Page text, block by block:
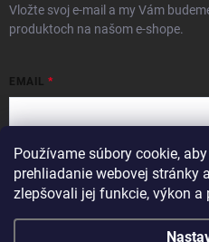
Používame súbory cookie,
prehliadanie webovej stránky
zlepšovali jej funkcie, výkon a
Vložte svoj e-mail a my Vám
produktoch na našom e-shope.
EMAIL
Vložením e-mailu súhlasíte s
Prihlásiť sa